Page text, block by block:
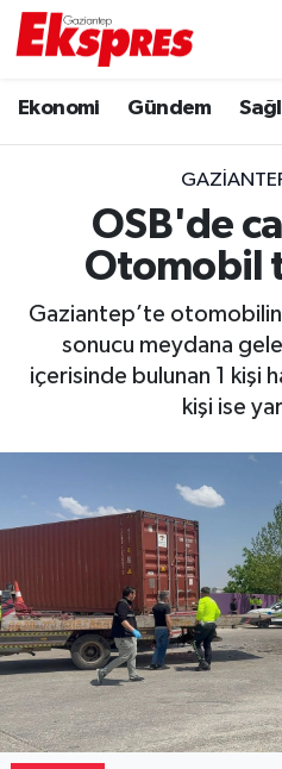
Ekonomi Gündem
OSB'de
Otomobil
Gaziantep’te otomobilin
sonucu meydana
içerisinde bulunan 1 kişi
kişi ise
Ekonomi
Gaziantep son dakika
Genel
Gündem
Kültür Sanat
Magazin
Müzik
Piyasa
Resmi İlanlar
Sağlık
Trafik Durumu
Puan Durumu ve Fikstür
Tüm Manşetler
Son Dakika Haberleri